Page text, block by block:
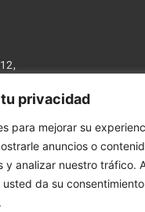
privacidad
para mejorar su
anuncios o
y analizar nuestro tráfico.
usted da su